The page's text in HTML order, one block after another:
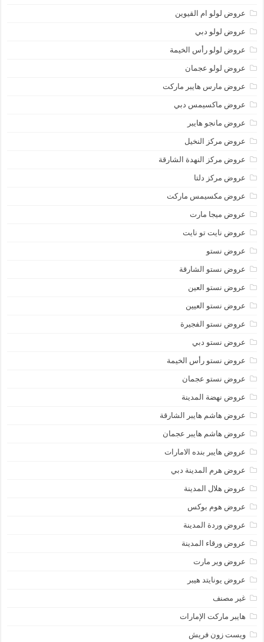
عروض لولو ام القيوين
عروض لولو دبي
عروض لولو رأس الخيمة
عروض لولو عجمان
عروض مارس هايبر ماركت
عروض ماكسيمس دبي
عروض مانجو هايبر
عروض مركز النخيل
عروض مركز النهدة الشارقة
عروض مركز دلتا
عروض مكسيمس ماركت
عروض ميجا مارت
عروض نايت تو نايت
عروض نستو
عروض نستو الشارقة
عروض نستو العين
عروض نستو العيين
عروض نستو الفجيرة
عروض نستو دبي
عروض نستو رأس الخيمة
عروض نستو عجمان
عروض نهضة المدينة
عروض هاشم هايبر الشارقة
عروض هاشم هايبر عجمان
عروض هايبر بنده الامارات
عروض هرم المدينة دبي
عروض هلال المدينة
عروض هوم بوكس
عروض وردة المدينة
عروض ورقاء المدينة
عروض وير مارت
عروض يونايتد هيبر
غير مصنف
هايبر ماركت الإمارات
ويست زون فريش